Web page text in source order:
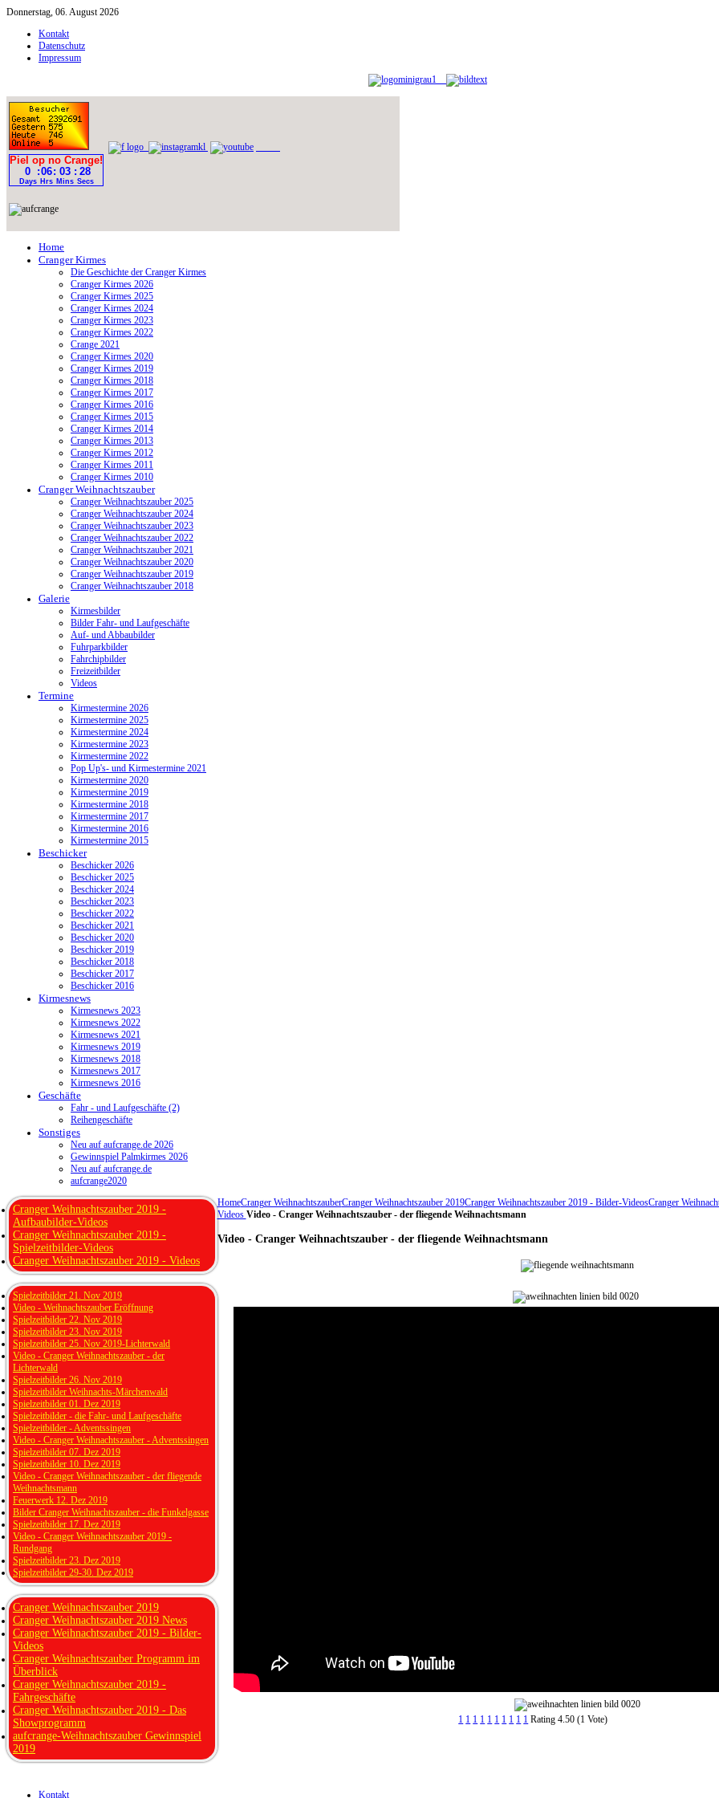
Donnerstag, 06. August 2026
Kontakt
Datenschutz
Impressum
Home
Cranger Kirmes
Die Geschichte der Cranger Kirmes
Cranger Kirmes 2026
Cranger Kirmes 2025
Cranger Kirmes 2024
Cranger Kirmes 2023
Cranger Kirmes 2022
Crange 2021
Cranger Kirmes 2020
Cranger Kirmes 2019
Cranger Kirmes 2018
Cranger Kirmes 2017
Cranger Kirmes 2016
Cranger Kirmes 2015
Cranger Kirmes 2014
Cranger Kirmes 2013
Cranger Kirmes 2012
Cranger Kirmes 2011
Cranger Kirmes 2010
Cranger Weihnachtszauber
Cranger Weihnachtszauber 2025
Cranger Weihnachtszauber 2024
Cranger Weihnachtszauber 2023
Cranger Weihnachtszauber 2022
Cranger Weihnachtszauber 2021
Cranger Weihnachtszauber 2020
Cranger Weihnachtszauber 2019
Cranger Weihnachtszauber 2018
Galerie
Kirmesbilder
Bilder Fahr- und Laufgeschäfte
Auf- und Abbaubilder
Fuhrparkbilder
Fahrchipbilder
Freizeitbilder
Videos
Termine
Kirmestermine 2026
Kirmestermine 2025
Kirmestermine 2024
Kirmestermine 2023
Kirmestermine 2022
Pop Up's- und Kirmestermine 2021
Kirmestermine 2020
Kirmestermine 2019
Kirmestermine 2018
Kirmestermine 2017
Kirmestermine 2016
Kirmestermine 2015
Beschicker
Beschicker 2026
Beschicker 2025
Beschicker 2024
Beschicker 2023
Beschicker 2022
Beschicker 2021
Beschicker 2020
Beschicker 2019
Beschicker 2018
Beschicker 2017
Beschicker 2016
Kirmesnews
Kirmesnews 2023
Kirmesnews 2022
Kirmesnews 2021
Kirmesnews 2019
Kirmesnews 2018
Kirmesnews 2017
Kirmesnews 2016
Geschäfte
Fahr - und Laufgeschäfte (2)
Reihengeschäfte
Sonstiges
Neu auf aufcrange.de 2026
Gewinnspiel Palmkirmes 2026
Neu auf aufcrange.de
aufcrange2020
HomeCranger WeihnachtszauberCranger Weihnachtszauber 2019Cranger Weihnachtszauber 2019 - Bilder-VideosCranger
Videos Video - Cranger Weihnachtszauber - der fliegende Weihnachtsmann
Video - Cranger Weihnachtszauber - der fliegende Weihnachtsmann
1 1 1 1 1 1 1 1 1 1 Rating 4.50 (1 Vote)
Cranger Weihnachtszauber 2019 -
Aufbaubilder-Videos
Cranger Weihnachtszauber 2019 -
Spielzeitbilder-Videos
Cranger Weihnachtszauber 2019 - Videos
Spielzeitbilder 21. Nov 2019
Video - Weihnachtszauber Eröffnung
Spielzeitbilder 22. Nov 2019
Spielzeitbilder 23. Nov 2019
Spielzeitbilder 25. Nov 2019-Lichterwald
Video - Cranger Weihnachtszauber - der
Lichterwald
Spielzeitbilder 26. Nov 2019
Spielzeitbilder Weihnachts-Märchenwald
Spielzeitbilder 01. Dez 2019
Spielzeitbilder - die Fahr- und Laufgeschäfte
Spielzeitbilder - Adventssingen
Video - Cranger Weihnachtszauber - Adventssingen
Spielzeitbilder 07. Dez 2019
Spielzeitbilder 10. Dez 2019
Video - Cranger Weihnachtszauber - der fliegende
Weihnachtsmann
Feuerwerk 12. Dez 2019
Bilder Cranger Weihnachtszauber - die Funkelgasse
Spielzeitbilder 17. Dez 2019
Video - Cranger Weihnachtszauber 2019 -
Rundgang
Spielzeitbilder 23. Dez 2019
Spielzeitbilder 29-30. Dez 2019
Cranger Weihnachtszauber 2019
Cranger Weihnachtszauber 2019 News
Cranger Weihnachtszauber 2019 - Bilder-
Videos
Cranger Weihnachtszauber Programm im
Überblick
Cranger Weihnachtszauber 2019 -
Fahrgeschäfte
Cranger Weihnachtszauber 2019 - Das
Showprogramm
aufcrange-Weihnachtszauber Gewinnspiel
2019
Kontakt